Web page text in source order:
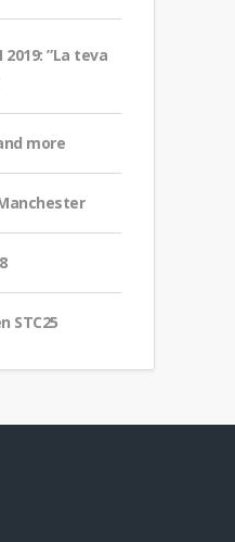
2019: ”La teva
more
STC25